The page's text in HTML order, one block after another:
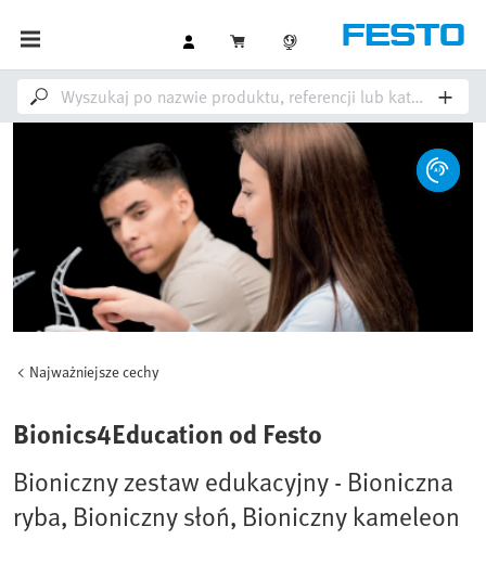
Najważniejsze cechy
Bionics4Education od Festo
Bioniczny zestaw edukacyjny - Bioniczna
ryba, Bioniczny słoń, Bioniczny kameleon